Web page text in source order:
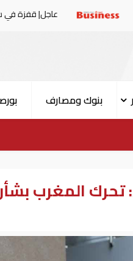
عاجل| قفزة في سعر الذهب بعد
بنوك ومصارف
تحرك المغرب